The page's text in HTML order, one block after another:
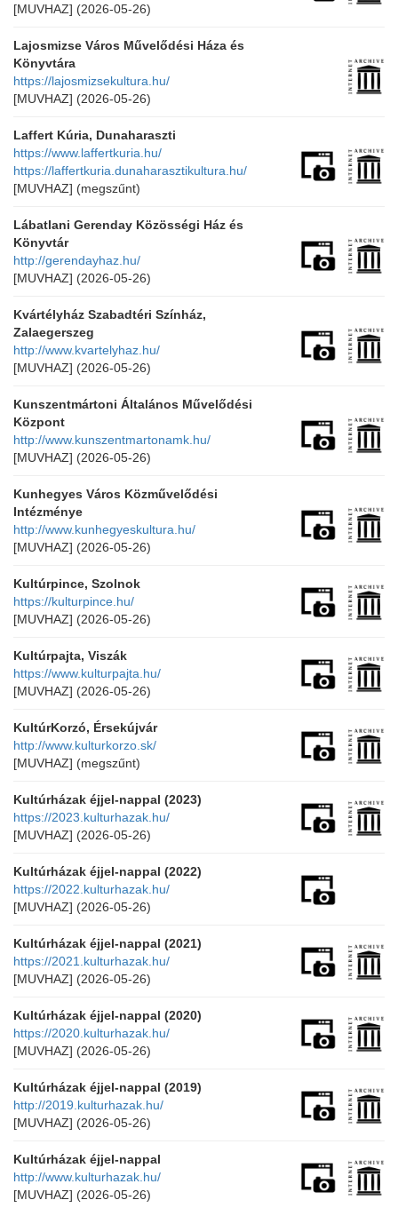
[MUVHAZ] (2026-05-26)
Lajosmizse Város Művelődési Háza és
Könyvtára
https://lajosmizsekultura.hu/
[MUVHAZ] (2026-05-26)
Laffert Kúria, Dunaharaszti
https://www.laffertkuria.hu/
https://laffertkuria.dunaharasztikultura.hu/
[MUVHAZ] (megszűnt)
Lábatlani Gerenday Közösségi Ház és
Könyvtár
http://gerendayhaz.hu/
[MUVHAZ] (2026-05-26)
Kvártélyház Szabadtéri Színház,
Zalaegerszeg
http://www.kvartelyhaz.hu/
[MUVHAZ] (2026-05-26)
Kunszentmártoni Általános Művelődési
Központ
http://www.kunszentmartonamk.hu/
[MUVHAZ] (2026-05-26)
Kunhegyes Város Közművelődési
Intézménye
http://www.kunhegyeskultura.hu/
[MUVHAZ] (2026-05-26)
Kultúrpince, Szolnok
https://kulturpince.hu/
[MUVHAZ] (2026-05-26)
Kultúrpajta, Viszák
https://www.kulturpajta.hu/
[MUVHAZ] (2026-05-26)
KultúrKorzó, Érsekújvár
http://www.kulturkorzo.sk/
[MUVHAZ] (megszűnt)
Kultúrházak éjjel-nappal (2023)
https://2023.kulturhazak.hu/
[MUVHAZ] (2026-05-26)
Kultúrházak éjjel-nappal (2022)
https://2022.kulturhazak.hu/
[MUVHAZ] (2026-05-26)
Kultúrházak éjjel-nappal (2021)
https://2021.kulturhazak.hu/
[MUVHAZ] (2026-05-26)
Kultúrházak éjjel-nappal (2020)
https://2020.kulturhazak.hu/
[MUVHAZ] (2026-05-26)
Kultúrházak éjjel-nappal (2019)
http://2019.kulturhazak.hu/
[MUVHAZ] (2026-05-26)
Kultúrházak éjjel-nappal
http://www.kulturhazak.hu/
[MUVHAZ] (2026-05-26)